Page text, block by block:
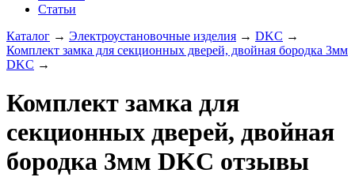
Статьи
Каталог → Электроустановочные изделия → DKC →
Комплект замка для секционных дверей, двойная бородка 3мм
DKC →
Комплект замка для
секционных дверей, двойная
бородка 3мм DKC отзывы